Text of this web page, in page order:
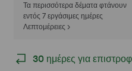
Τα περισσότερα δέματα φτάνουν
εντός 7 εργάσιμες ημέρες
Λεπτομέρειες >
30 ημέρες για